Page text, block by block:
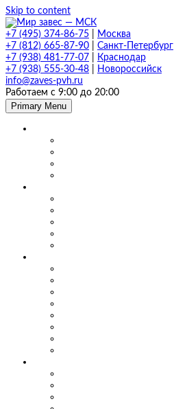
Skip to content
+7 (495) 374-86-75
Москва
+7 (812) 665-87-90
Санкт-Петербург
+7 (938) 481-77-07
Краснодар
+7 (938) 555-30-48
Новороссийск
info@zaves-pvh.ru
Работаем с 9:00 до 20:00
Primary Menu